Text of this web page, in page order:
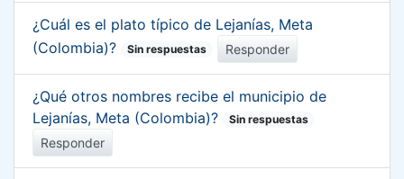
¿Cuál es el plato típico de Lejanías, Meta
(Colombia)?
Sin respuestas Responder
¿Qué otros nombres recibe el municipio de
Lejanías, Meta (Colombia)?
Sin respuestas
Responder